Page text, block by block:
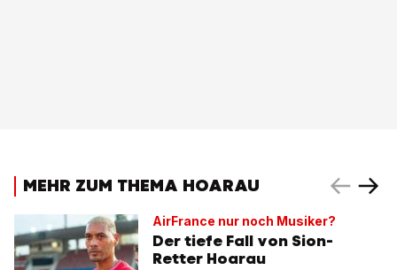
MEHR ZUM THEMA HOARAU
AirFrance nur noch Musiker?
Der tiefe Fall von Sion-
Retter Hoarau